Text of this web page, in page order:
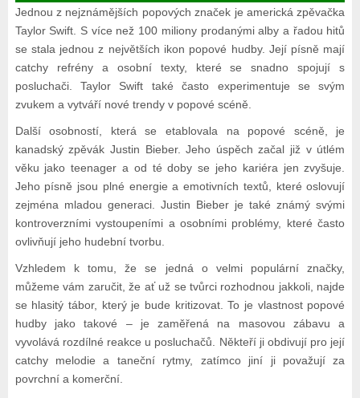
Jednou z nejznámějších popových značek je americká zpěvačka
Taylor Swift. S více než 100 miliony prodanými alby a řadou hitů
se stala jednou z největších ikon popové hudby. Její písně mají
catchy refrény a osobní texty, které se snadno spojují s
posluchači. Taylor Swift také často experimentuje se svým
zvukem a vytváří nové trendy v popové scéně.
Další osobností, která se etablovala na popové scéně, je
kanadský zpěvák Justin Bieber. Jeho úspěch začal již v útlém
věku jako teenager a od té doby se jeho kariéra jen zvyšuje.
Jeho písně jsou plné energie a emotivních textů, které oslovují
zejména mladou generaci. Justin Bieber je také známý svými
kontroverzními vystoupeními a osobními problémy, které často
ovlivňují jeho hudební tvorbu.
Vzhledem k tomu, že se jedná o velmi populární značky,
můžeme vám zaručit, že ať už se tvůrci rozhodnou jakkoli, najde
se hlasitý tábor, který je bude kritizovat. To je vlastnost popové
hudby jako takové – je zaměřená na masovou zábavu a
vyvolává rozdílné reakce u posluchačů. Někteří ji obdivují pro její
catchy melodie a taneční rytmy, zatímco jiní ji považují za
povrchní a komerční.